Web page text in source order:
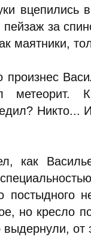
вцепились
за
маятники,
метеорит.
Никто...
как
постыдного
но кресло